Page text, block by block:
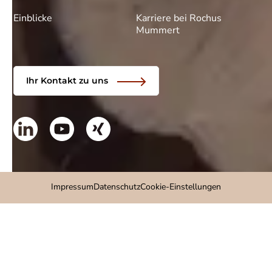
Einblicke
Karriere bei Rochus
Mummert
Ihr Kontakt zu uns
ImpressumDatenschutzCookie-Einstellungen